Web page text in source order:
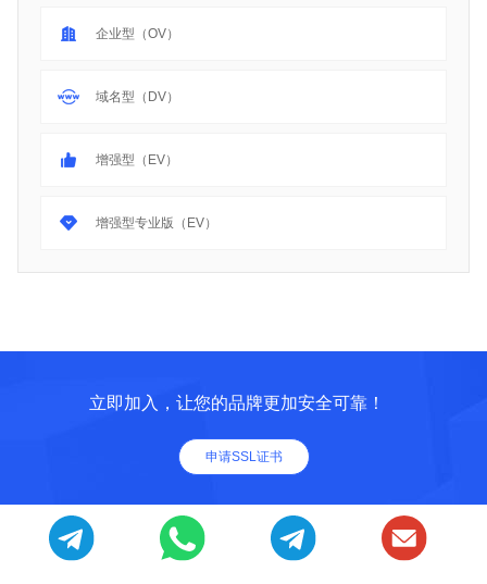
企业型（OV）
域名型（DV）
增强型（EV）
增强型专业版（EV）
立即加入，让您的品牌更加安全可靠！
申请SSL证书
联系我们